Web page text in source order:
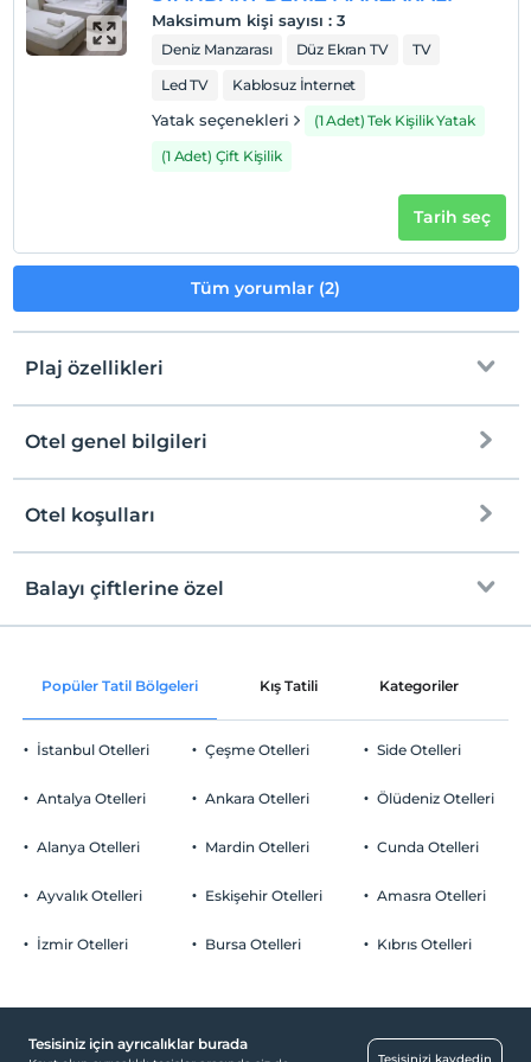
Maksimum kişi sayısı : 3
Deniz Manzarası Düz Ekran TV
TV
Led TV
Kablosuz İnternet
Yatak seçenekleri
(1 Adet) Tek Kişilik Yatak
(1 Adet) Çift Kişilik
Tarih seç
Tüm yorumlar (2)
Plaj özellikleri
Plaja 100 metre mesafededir
Kum plaj
Kıyıda sığ deniz
Otel genel bilgileri
Ücretsiz Wi-fi
Otopark (Tesis bünyesinde)
Otel koşulları
Check/in
En erken saat 14:00 ve sonrası
Check/out
Evcil Hayvan
Sigara
Çocuklar
Her bir oda için 6 yaşına kadar 1 çocuk ücretsizdir
Balayı çiftlerine özel
Odaya şarap ikramı
A la carte restoranlarda öncelikli
rezervasyon
Odaya meyve sepeti ikramı
Popüler Tatil Bölgeleri Kış Tatili Kategoriler
İstanbul Otelleri
Antalya Otelleri
Alanya Otelleri
Ayvalık Otelleri
İzmir Otelleri
Çeşme Otelleri
Ankara Otelleri
Mardin Otelleri
Eskişehir Otelleri
Bursa Otelleri
Side Otelleri
Ölüdeniz Otelleri
Cunda Otelleri
Amasra Otelleri
Kıbrıs Otelleri
Tesisiniz için ayrıcalıklar burada